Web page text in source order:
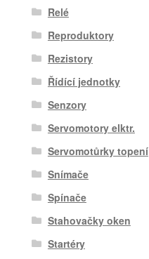
Relé
Reproduktory
Rezistory
Řídící jednotky
Senzory
Servomotory elktr.
Servomotůrky topení
Snímače
Spínače
Stahovačky oken
Startéry